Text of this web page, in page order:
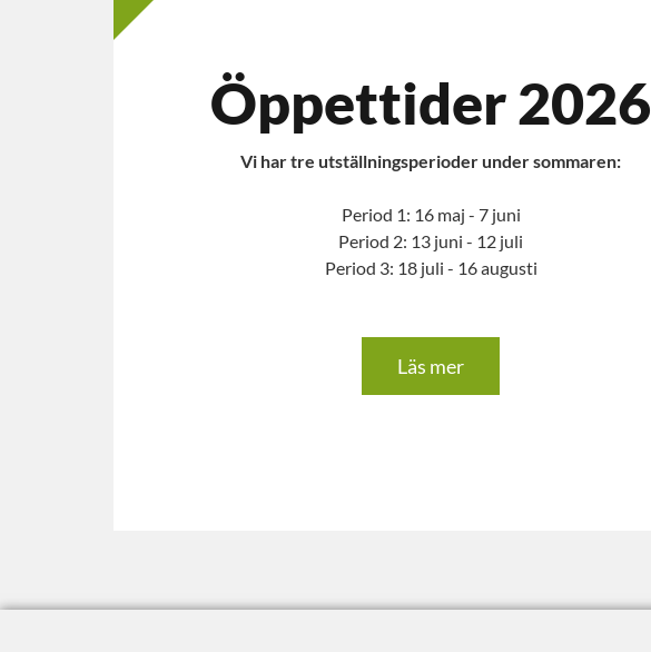
Öppettider 2026
Vi har tre utställningsperioder under sommaren:
Period 1: 16 maj - 7 juni
Period 2: 13 juni - 12 juli
Period 3: 18 juli - 16 augusti
Läs mer